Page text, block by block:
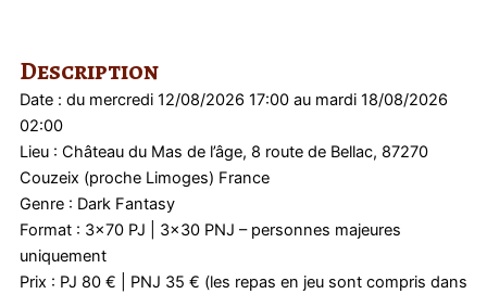
Description
Date : du mercredi 12/08/2026 17:00 au mardi 18/08/2026
02:00
Lieu : Château du Mas de l’âge, 8 route de Bellac, 87270
Couzeix (proche Limoges) France
Genre : Dark Fantasy
Format : 3×70 PJ | 3×30 PNJ – personnes majeures
uniquement
Prix : PJ 80 € | PNJ 35 € (les repas en jeu sont compris dans